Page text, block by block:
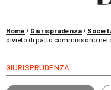
La riforma del
Home / Giurisprudenza/
divieto di patto commissorio nel
GIURISPRUDENZA